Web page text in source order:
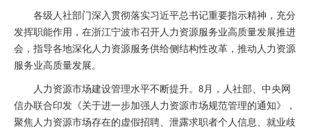
各级人社部门深入贯彻落实习近平总书记重要指示精神，充分
发挥职能作用，在浙江宁波市召开人力资源服务业高质量发展推进
会，指导各地深化人力资源服务供给侧结构性改革，推动人力资源
服务业高质量发展。
人力资源市场建设管理水平不断提升。 8月，人社部、中央网
信办联合印发《关于进一步加强人力资源市场规范管理的通知》，
聚焦人力资源市场存在的虚假招聘、泄露求职者个人信息、就业歧